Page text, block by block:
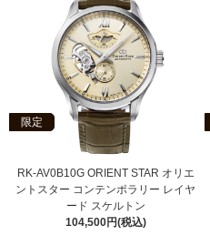
限定
RK-AV0B10G ORIENT STAR オリエ
ントスター コンテンポラリー レイヤ
ード スケルトン
104,500円(税込)